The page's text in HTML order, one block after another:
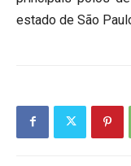
estado de São